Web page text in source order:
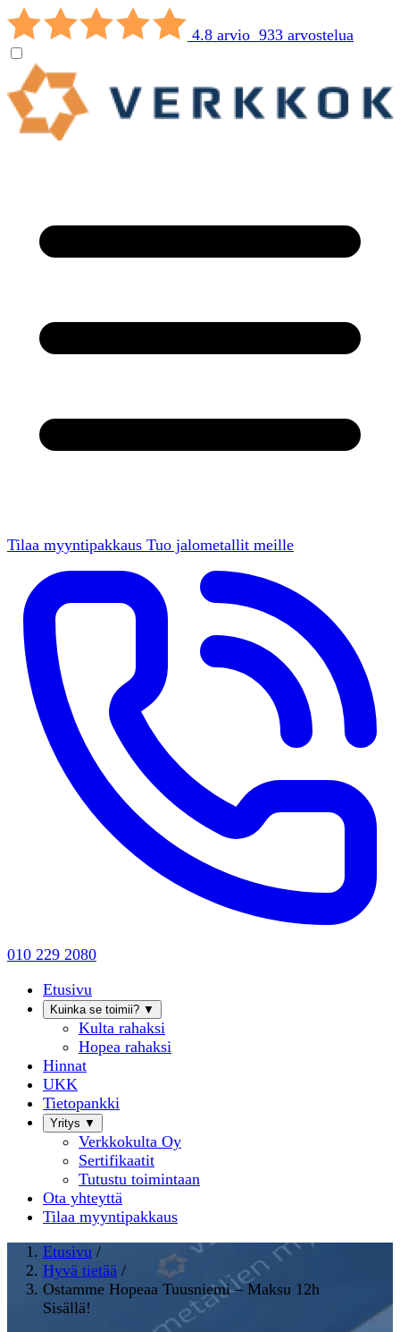
4.8 arvio 933 arvostelua
Tilaa myyntipakkaus Tuo jalometallit meille
010 229 2080
Etusivu
Kuinka se toimii? ▼
Kulta rahaksi
Hopea rahaksi
Hinnat
UKK
Tietopankki
Yritys ▼
Verkkokulta Oy
Sertifikaatit
Tutustu toimintaan
Ota yhteyttä
Tilaa myyntipakkaus
Etusivu /
Hyvä tietää /
Ostamme Hopeaa Tuusniemi – Maksu 12h
Sisällä!